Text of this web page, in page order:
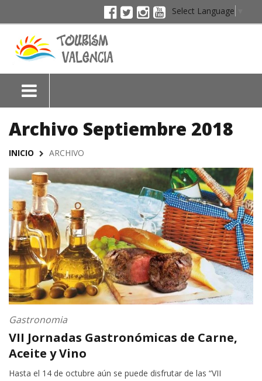
Select Language
Archivo Septiembre 2018
INICIO ARCHIVO
Gastronomia
VII Jornadas Gastronómicas de Carne,
Aceite y Vino
Hasta el 14 de octubre aún se puede disfrutar de las “VII